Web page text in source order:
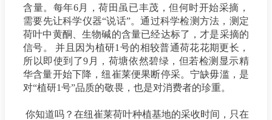
含量。每年6月，荷田虽已丰茂，但何时开始采摘，
需要先让科学仪器“说话”。通过科学检测方法，测定
荷叶中黄酮、生物碱的含量已经达标了，才是采摘的
信号。 并且因为植研1号的相较普通荷花花期更长，
所以即使到了9月，荷塘依然碧绿，但若检测显示精
华含量开始下降，纽崔莱便果断停采。宁缺毋滥，是
对“植研1号”品质的敬畏，也是对消费者的珍重。
你知道吗？在纽崔莱荷叶种植基地的采收时间，只在